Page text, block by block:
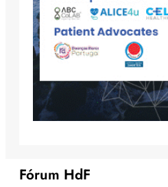
Fórum HdF